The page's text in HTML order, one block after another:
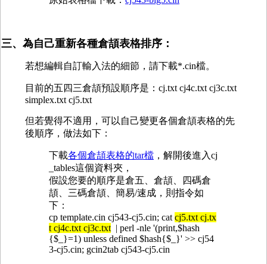
三、為自己重新各種倉頡表格排序：
若想編輯自訂輸入法的細節，請下載*.cin檔。
目前的五四三倉頡預設順序是：cj.txt cj4c.txt cj3c.txt
simplex.txt cj5.txt
但若覺得不適用，可以自己變更各個倉頡表格的先
後順序，做法如下：
下載各個倉頡表格的tar檔 ，解開後進入cj
_tables這個資料夾，
假設您要的順序是倉五、倉頡、四碼倉
頡、三碼倉頡、簡易/速成，則指令如
下：
cp template.cin cj543-cj5.cin; cat cj5.txt cj.tx
t cj4c.txt cj3c.txt | perl -nle '(print,$hash
{$_}=1) unless defined $hash{$_}' >> cj54
3-cj5.cin; gcin2tab cj543-cj5.cin